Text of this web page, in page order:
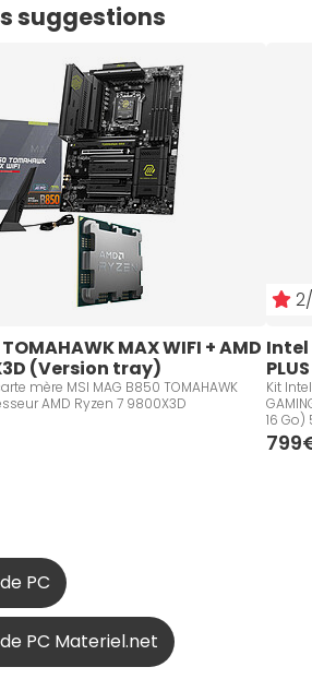
suggestions
MAX WIFI + AMD
(Version tray)
mère MSI MAG B850 TOMAHAWK
AMD Ryzen 7 9800X3D
Intel
Kit
16 Go)
PC
PC Materiel.net